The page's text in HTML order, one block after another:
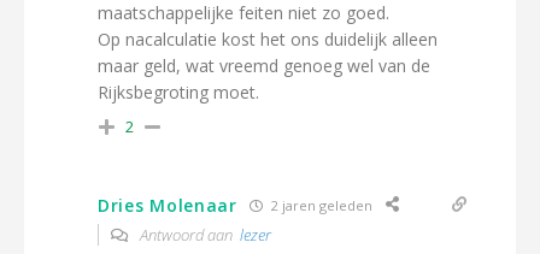
maatschappelijke feiten niet zo goed.
Op nacalculatie kost het ons duidelijk alleen
maar geld, wat vreemd genoeg wel van de
Rijksbegroting moet.
2
Dries Molenaar 2 jaren geleden
Antwoord aan lezer